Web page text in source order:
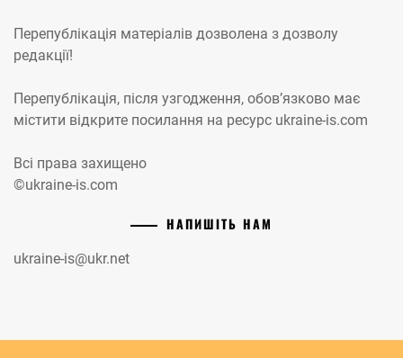
Перепублікація матеріалів дозволена з дозволу
редакції!
Перепублікація, після узгодження, обов’язково має
містити відкрите посилання на ресурс ukraine-is.com
Всі права захищено
©ukraine-is.com
НАПИШІТЬ НАМ
ukraine-is@ukr.net